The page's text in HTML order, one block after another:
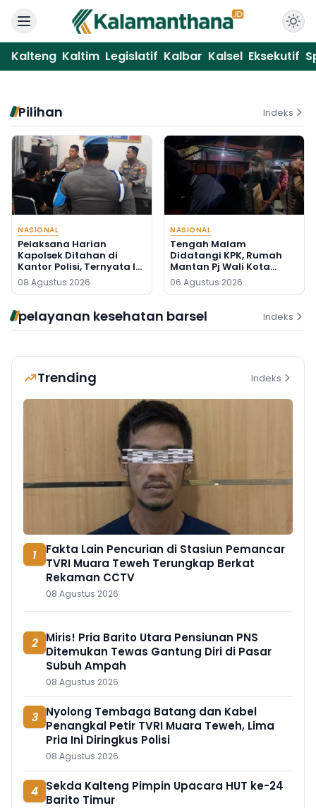
Kalteng Kaltim Legislatif Kalbar Kalsel Eksekutif
Pilihan Indeks
NASIONAL
Pelaksana Harian
Kapolsek Ditahan di
Kantor Polisi, Ternyata Ini
Penyebabnya
08 Agustus 2026
NASIONAL
Tengah Malam
Didatangi KPK, Rumah
Mantan Pj Wali Kota
Digeledah, Empat Koper
Dibawa
06 Agustus 2026
pelayanan kesehatan barsel Indeks
Trending Indeks
1
Fakta Lain Pencurian di Stasiun Pemancar
TVRI Muara Teweh Terungkap Berkat
Rekaman CCTV
08 Agustus 2026
2 Miris! Pria Barito Utara Pensiunan PNS
Ditemukan Tewas Gantung Diri di Pasar
Subuh Ampah
08 Agustus 2026
3 Nyolong Tembaga Batang dan Kabel
Penangkal Petir TVRI Muara Teweh, Lima
Pria Ini Diringkus Polisi
08 Agustus 2026
4 Sekda Kalteng Pimpin Upacara HUT ke-24
Barito Timur